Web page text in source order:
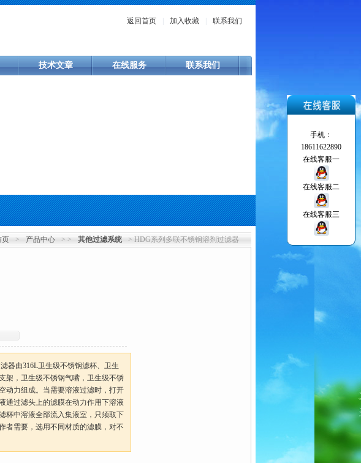
返回首页 加入收藏 联系我们
技术文章 在线服务 联系我们
页 > 产品中心 > > 其他过滤系统 > HDG系列多联不锈钢溶剂过滤器
器由316L卫生级不锈钢滤杯、卫生
架，卫生级不锈钢气嘴，卫生级不锈
动力组成。当需要溶液过滤时，打开
通过滤头上的滤膜在动力作用下溶液
杯中溶液全部流入集液室，只须取下
者需要，选用不同材质的滤膜，对不
手机：
18611622890
在线客服一
在线客服二
在线客服三